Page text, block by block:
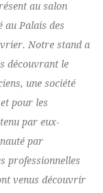
au salon
au Palais des
Notre stand a
découvrant le
une société
pour les
par eux-
par
professionnelles
venus découvrir